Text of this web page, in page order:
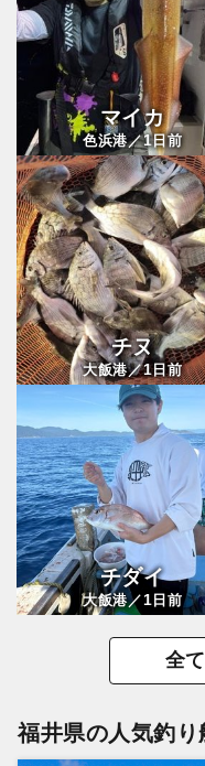
マイカ
色浜港／1日前
チヌ
大飯港／1日前
チダイ
大飯港／ 1日前
全
福井県の人気釣り